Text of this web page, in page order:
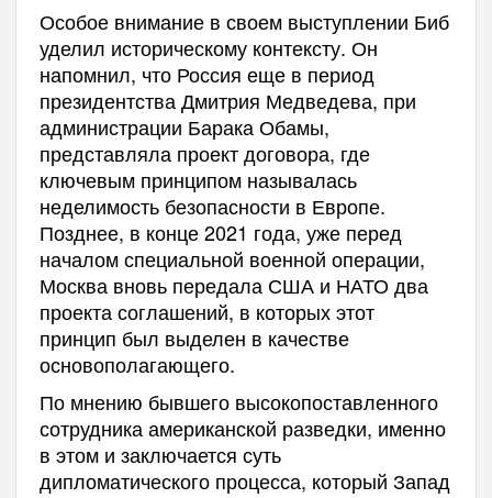
Особое внимание в своем выступлении Биб
уделил историческому контексту. Он
напомнил, что Россия еще в период
президентства Дмитрия Медведева, при
администрации Барака Обамы,
представляла проект договора, где
ключевым принципом называлась
неделимость безопасности в Европе.
Позднее, в конце 2021 года, уже перед
началом специальной военной операции,
Москва вновь передала США и НАТО два
проекта соглашений, в которых этот
принцип был выделен в качестве
основополагающего.
По мнению бывшего высокопоставленного
сотрудника американской разведки, именно
в этом и заключается суть
дипломатического процесса, который Запад